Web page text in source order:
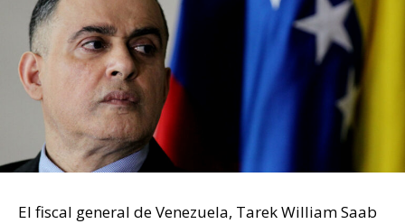
El fiscal general de Venezuela, Tarek William Saab